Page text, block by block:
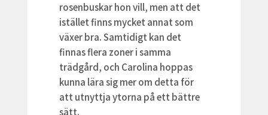
rosenbuskar hon vill, men att det
istället finns mycket annat som
växer bra. Samtidigt kan det
finnas flera zoner i samma
trädgård, och Carolina hoppas
kunna lära sig mer om detta för
att utnyttja ytorna på ett bättre
sätt.